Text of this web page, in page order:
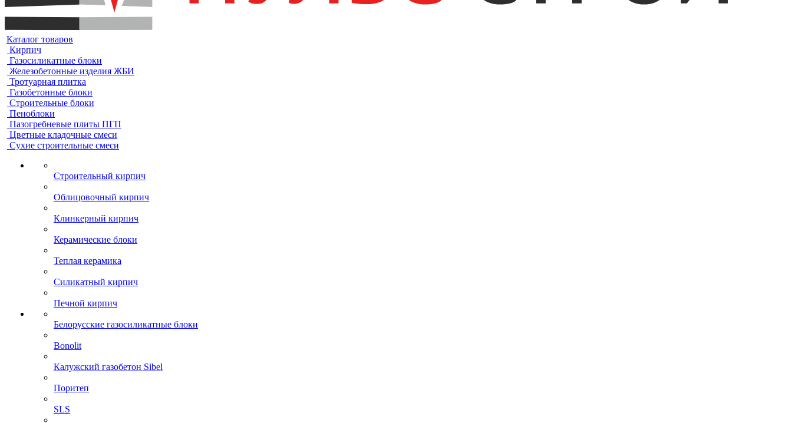
Каталог товаров
Кирпич
Газосиликатные блоки
Железобетонные изделия ЖБИ
Тротуарная плитка
Газобетонные блоки
Строительные блоки
Пеноблоки
Пазогребневые плиты ПГП
Цветные кладочные смеси
Сухие строительные смеси
Строительный кирпич
Облицовочный кирпич
Клинкерный кирпич
Керамические блоки
Теплая керамика
Силикатный кирпич
Печной кирпич
Белорусские газосиликатные блоки
Bonolit
Калужский газобетон Sibel
Поритеп
SLS